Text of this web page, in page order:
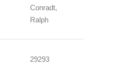
Conradt,
Ralph
29293